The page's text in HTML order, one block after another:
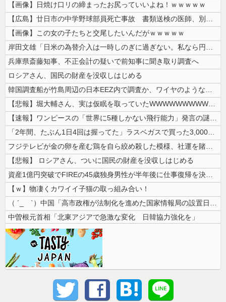
【画像】日焼け口リの締まったお尻っていいよね！ｗｗｗｗｗ
【広島】廿日市の中学野球部員死亡事故 書類送検の医師、別人のCT画像で...
【画像】この女の子たちと交尾したいんだがｗｗｗｗｗ
岸田文雄「日米の為替介入は一時しのぎに過ぎない。私なら円を強くすること...
兵庫県斎藤知事、不正会計の疑いで前知事に聞き取り調査へ
ロシアさん、国民の財産を没収しはじめる
韓国調査船が竹島周辺の日本EEZ内で調査か、ワイヤのようなもの海中に投...
【悲報】堀大輔さん、実は仮眠を取っていたWWWWWWWWWWWWWWW...
【速報】ワンピースの「世界に5種しかない飛行能力」発言の謎が解けるww...
「2年間、たぶん1日4回は握ってた」ラスベガスで買った3,000円のキ...
フジテレビが金の卵を産む鶏を自ら絞め殺した模様、社運を賭けたドル箱コン...
【悲報】 ロシアさん、ついに国民の財産を没収しはじめる
資産1億円突破でFIREの45歳独身男性が半年後に仕事復帰を決意した「...
【ｗ】物凄くカワイイ子猫の取っ組み合い！
（ ´_ゝ`）中国「高市政権が法制化を進めた国家情報局の設置日が7月3...
中曽根元首相「北東アジアで急激な変化 日韓協力強化を」